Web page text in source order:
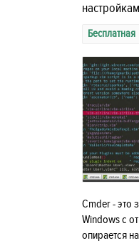
Бесплатная
Cmder - это
Windows с
опирается